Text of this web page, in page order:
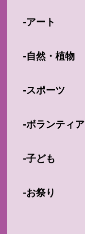
-アート
-自然・植物
-スポーツ
-ボランティア
-子ども
-お祭り